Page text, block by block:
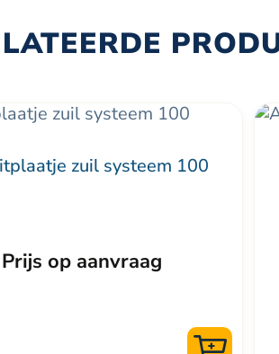
zuil systeem 100
Prijs op aanvraag
Dit